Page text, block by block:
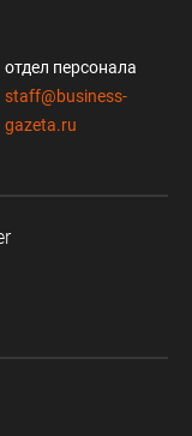
отдел персонала
staff@business-
gazeta.ru